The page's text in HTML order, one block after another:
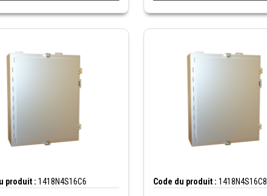
produit : 1418N4S16C6 Code du produit : 1418N4S16C8